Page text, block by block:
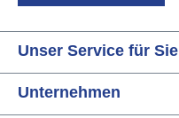
Unser Service für Sie
Unternehmen